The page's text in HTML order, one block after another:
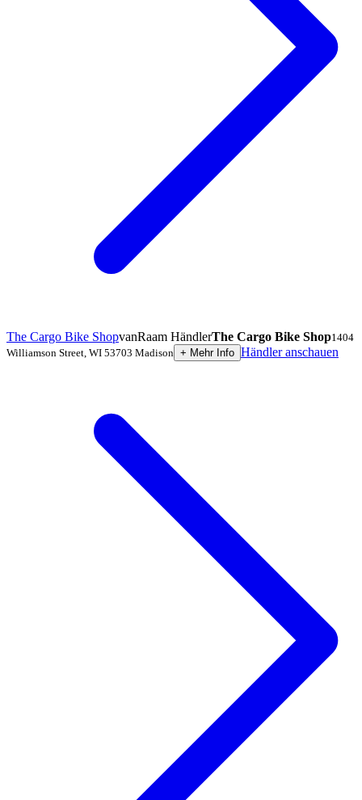
The Cargo Bike ShopvanRaam HändlerThe Cargo Bike Shop1404
Williamson Street WI 53703 Madison + Mehr Info Händler anschauen